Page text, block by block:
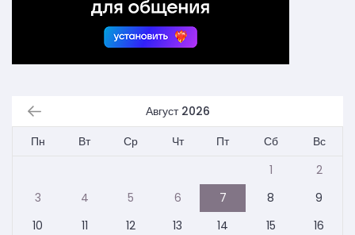
Август 2026
Пн
Вт Ср Чт Пт Сб
Вс
1
2
3
4 5 6 7 8
9
10
11 12 13 14 15
16